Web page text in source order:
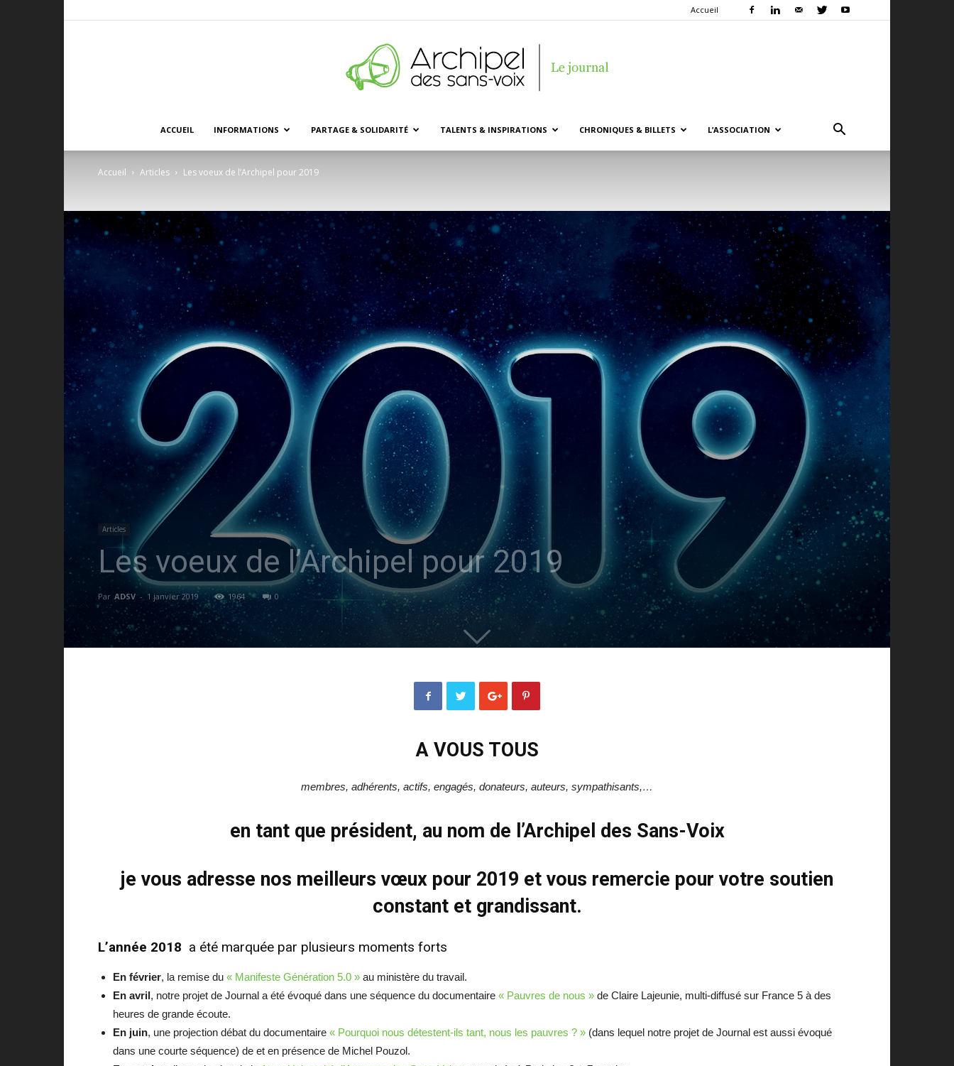
Accueil
des
sans-
voix
ACCUEIL INFORMATIONS PARTAGE & SOLIDARITÉ TALENTS & INSPIRATIONS CHRONIQUES & BILLETS L’ASSOCIATION
Accueil Articles Les voeux de l’Archipel pour 2019
Articles
Les voeux de l’Archipel pour 2019
Par ADSV - 1 janvier 2019 1964 0
A VOUS TOUS
membres, adhérents, actifs, engagés, donateurs, auteurs, sympathisants,…
en tant que président, au nom de l’Archipel des Sans-Voix
je vous adresse nos meilleurs vœux pour 2019 et vous remercie pour votre soutien
constant et grandissant.
L’année 2018 a été marquée par plusieurs moments forts
En février, la remise du « Manifeste Génération 5.0 » au ministère du travail.
En avril, notre projet de Journal a été évoqué dans une séquence du documentaire « Pauvres de nous » de Claire Lajeunie, multi-diffusé sur France 5 à des
heures de grande écoute.
En juin, une projection débat du documentaire « Pourquoi nous détestent-ils tant, nous les pauvres ? » (dans lequel notre projet de Journal est aussi évoqué
dans une courte séquence) de et en présence de Michel Pouzol.